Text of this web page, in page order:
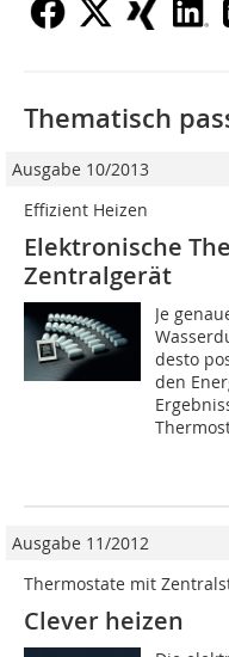
Thematisch
Ausgabe 10/2013
Effizient Heizen
Elektronische
Zentralgerät
Je
desto
den
Ausgabe 11/2012
Thermostate mit
Clever heizen